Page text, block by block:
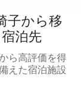
子から移
泊先
ら高評価を得
えた宿泊施設